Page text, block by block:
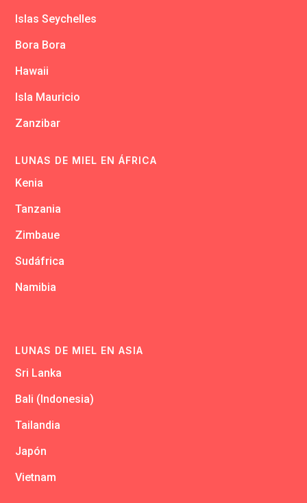
Islas Seychelles
Bora Bora
Hawaii
Isla Mauricio
Zanzibar
LUNAS DE MIEL EN ÁFRICA
Kenia
Tanzania
Zimbaue
Sudáfrica
Namibia
LUNAS DE MIEL EN ASIA
Sri Lanka
Bali (Indonesia)
Tailandia
Japón
Vietnam